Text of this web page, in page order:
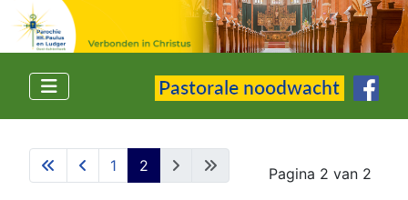
Pagina 2 van 2
1 2